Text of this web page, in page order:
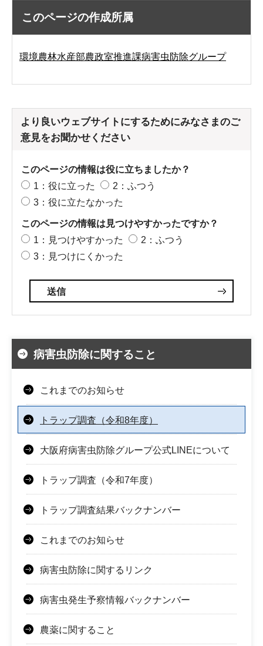
このページの作成所属
環境農林水産部農政室推進課病害虫防除グループ
より良いウェブサイトにするためにみなさまのご
意見をお聞かせください
このページの情報は役に立ちましたか？
1：役に立った
2：ふつう
3：役に立たなかった
このページの情報は見つけやすかったですか？
1：見つけやすかった
2：ふつう
3：見つけにくかった
病害虫防除に関すること
これまでのお知らせ
トラップ調査（令和8年度）
大阪府病害虫防除グループ公式LINEについて
トラップ調査（令和7年度）
トラップ調査結果バックナンバー
これまでのお知らせ
病害虫防除に関するリンク
病害虫発生予察情報バックナンバー
農薬に関すること